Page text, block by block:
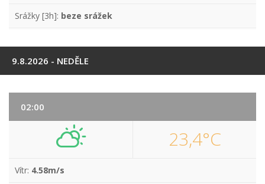
Srážky [3h]: beze srážek
9.8.2026 - NEDĚLE
02:00
23,4°C
Vítr: 4.58m/s